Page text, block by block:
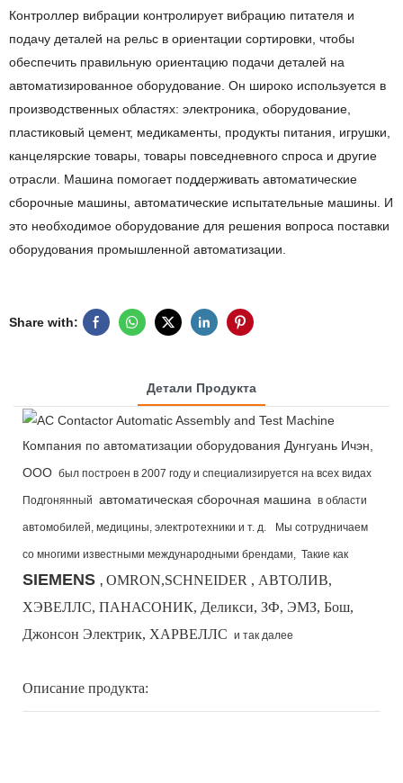
Контроллер вибрации контролирует вибрацию питателя и
подачу деталей на рельс в ориентации сортировки, чтобы
обеспечить правильную ориентацию подачи деталей на
автоматизированное оборудование. Он широко используется в
производственных областях: электроника, оборудование,
пластиковый цемент, медикаменты, продукты питания, игрушки,
канцелярские товары, товары повседневного спроса и другие
отрасли. Машина помогает поддерживать автоматические
сборочные машины, автоматические испытательные машины. И
это необходимое оборудование для решения вопроса поставки
оборудования промышленной автоматизации.
Share with:
Детали Продукта
Компания по автоматизации оборудования Дунгуань Ичэн,
ООО был построен в 2007 году и специализируется на всех видах
Подгонянный автоматическая сборочная машина в области
автомобилей, медицины, электротехники и т. д. Мы сотрудничаем
со многими известными международными брендами, Такие как
SIEMENS , OMRON,SCHNEIDER , АВТОЛИВ,
ХЭВЕЛЛС, ПАНАСОНИК, Деликси, ЗФ, ЭМЗ, Бош,
Джонсон Электрик, ХАРВЕЛЛС и так далее
Описание продукта: